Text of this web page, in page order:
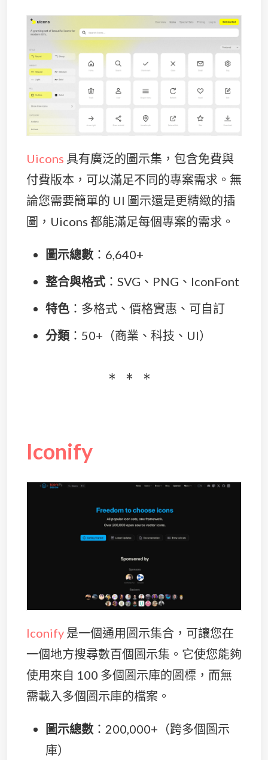
Uicons 具有廣泛的圖示集，包含免費與
付費版本，可以滿足不同的專案需求。無
論您需要簡單的 UI 圖示還是更精緻的插
圖，Uicons 都能滿足每個專案的需求。
圖示總數 ：6,640+
整合與格式 ：SVG、PNG、IconFont
特色 ：多格式、價格實惠、可自訂
分類 ：50+（商業、科技、UI）
Iconify
Iconify 是一個通用圖示集合，可讓您在
一個地方搜尋數百個圖示集。它使您能夠
使用來自 100 多個圖示庫的圖標，而無
需載入多個圖示庫的檔案。
圖示總數 ：200,000+（跨多個圖示
庫）